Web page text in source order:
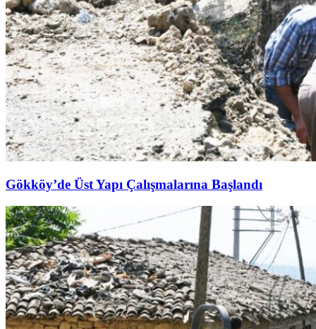
Gökköy’de Üst Yapı Çalışmalarına Başlandı